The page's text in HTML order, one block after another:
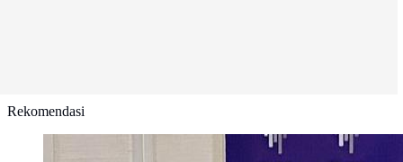
Rekomendasi